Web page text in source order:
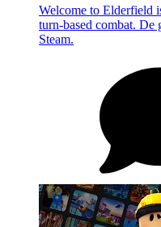
Welcome to Elderfield
turn-based combat. De
Steam.